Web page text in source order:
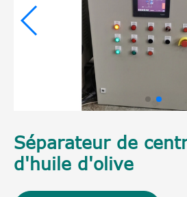
Séparateur de
d'huile d'olive